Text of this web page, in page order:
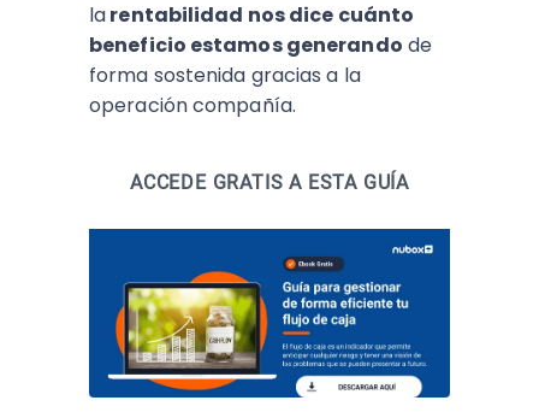
larentabilidad nos dice cuánto
beneficio estamos generando de
forma sostenida gracias a la
operación compañía.
ACCEDE GRATIS A ESTA GUÍA